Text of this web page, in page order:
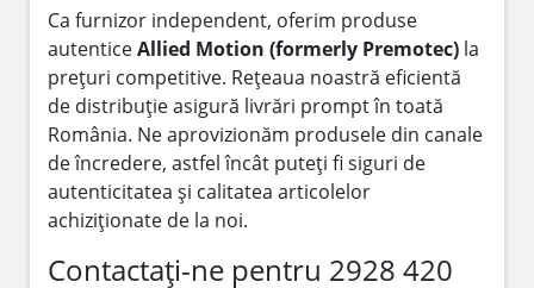
Ca furnizor independent, oferim produse
autenticeAllied Motion (formerly Premotec) la
prețuri competitive. Rețeaua noastră eficientă
de distribuție asigură livrări prompt în toată
România. Ne aprovizionăm produsele din canale
de încredere, astfel încât puteți fi siguri de
autenticitatea și calitatea articolelor
achiziționate de la noi.
Contactați-ne pentru 2928 420